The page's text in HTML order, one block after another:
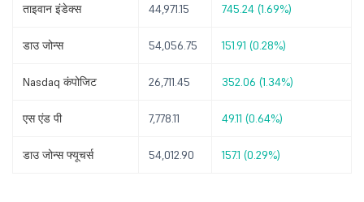
ताइवान इंडेक्स 44,971.15 745.24 (1.69%)
डाउ जोन्स 54,056.75 151.91 (0.28%)
Nasdaq कंपोजिट 26,711.45 352.06 (1.34%)
एस एंड पी 7,778.11 49.11 (0.64%)
डाउ जोन्स फ्यूचर्स 54,012.90 157.1 (0.29%)